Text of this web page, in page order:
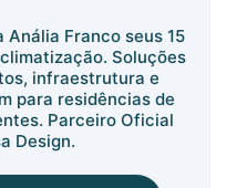
Franco seus 15
Soluções
infraestrutura e
para residências de
Parceiro Oficial
Design.